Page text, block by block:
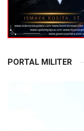
PORTAL MILITER